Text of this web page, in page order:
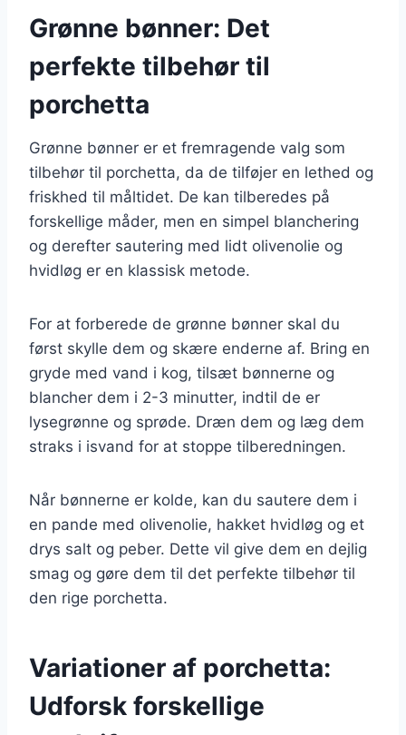
Grønne bønner: Det
perfekte tilbehør til
porchetta
Grønne bønner er et fremragende valg som
tilbehør til porchetta, da de tilføjer en lethed og
friskhed til måltidet. De kan tilberedes på
forskellige måder, men en simpel blanchering
og derefter sautering med lidt olivenolie og
hvidløg er en klassisk metode.
For at forberede de grønne bønner skal du
først skylle dem og skære enderne af. Bring en
gryde med vand i kog, tilsæt bønnerne og
blancher dem i 2-3 minutter, indtil de er
lysegrønne og sprøde. Dræn dem og læg dem
straks i isvand for at stoppe tilberedningen.
Når bønnerne er kolde, kan du sautere dem i
en pande med olivenolie, hakket hvidløg og et
drys salt og peber. Dette vil give dem en dejlig
smag og gøre dem til det perfekte tilbehør til
den rige porchetta.
Variationer af porchetta:
Udforsk forskellige